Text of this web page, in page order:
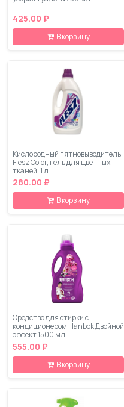
425.00 ₽
В корзину
Кислородный пятновыводитель
Flesz Color, гель для цветных
тканей, 1 л
280.00 ₽
В корзину
Средство для стирки с
кондиционером Hanbok Двойной
эффект 1500 мл
555.00 ₽
В корзину